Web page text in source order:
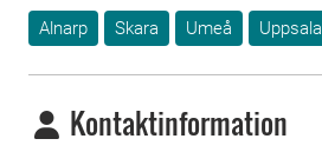
Alnarp Skara Umeå Uppsala
Kontaktinformation